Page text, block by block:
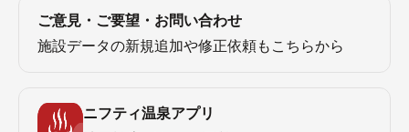
ご意見・ご要望・お問い合わせ
施設データの新規追加や修正依頼もこちらから
ニフティ温泉アプリ